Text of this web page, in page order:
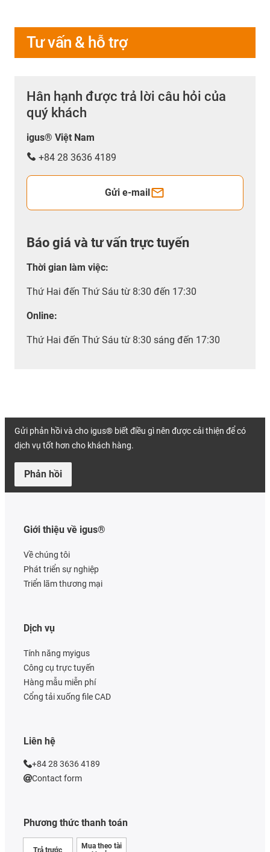
Tư vấn & hỗ trợ
Hân hạnh được trả lời câu hỏi của
quý khách
igus® Việt Nam
+84 28 3636 4189
Gửi e-mail
Báo giá và tư vấn trực tuyến
Thời gian làm việc:
Thứ Hai đến Thứ Sáu từ 8:30 đến 17:30
Online:
Thứ Hai đến Thứ Sáu từ 8:30 sáng đến 17:30
Gửi phản hồi và cho igus® biết điều gì nên được cải thiện để có
dịch vụ tốt hơn cho khách hàng.
Phản hồi
Giới thiệu về igus®
Về chúng tôi
Phát triển sự nghiệp
Triển lãm thương mại
Phương thức thanh toán
Mua theo tài
Dịch vụ
Tính năng myigus
Công cụ trực tuyến
Hàng mẫu miễn phí
Cổng tải xuống file CAD
Liên hệ
+84 28 3636 4189
Contact form